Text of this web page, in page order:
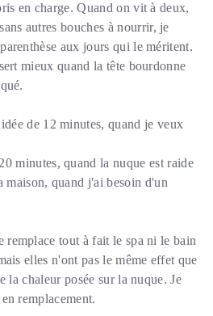
en charge. Quand on vit à deux,
autres bouches à nourrir, je
aux jours qui le méritent.
mieux quand la tête bourdonne
de 12 minutes, quand je veux
minutes, quand la nuque est raide
maison, quand j'ai besoin d'un
remplace tout à fait le spa ni le bain
elles n'ont pas le même effet que
la chaleur posée sur la nuque. Je
remplacement.